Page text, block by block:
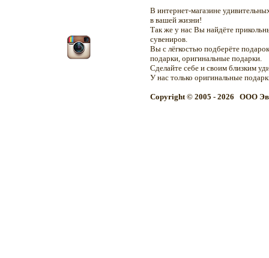
В интернет-магазине
в вашей жизни!
Так же у нас Вы найдёте
сувениров.
Вы с лёгкостью подберёте
подарки, оригинальные подарки.
Сделайте себе и своим близким
У нас только оригинальные
Copyright © 2005 - 2026 OOO